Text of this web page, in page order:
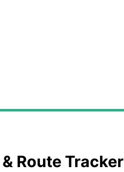
Route Tracker